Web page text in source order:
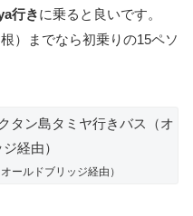
行きに乗ると良いです。
）までなら初乗りの15ペソ
ールドブリッジ経由）